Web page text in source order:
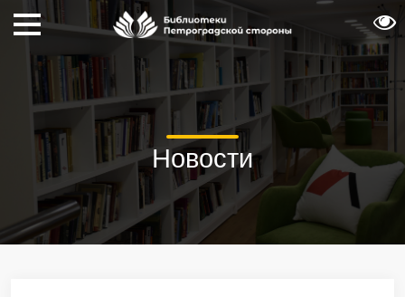
Новости